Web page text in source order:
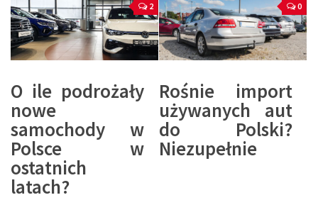
2
O ile podrożały
nowe
samochody w
Polsce w
ostatnich
latach?
0
Rośnie import
używanych aut
do Polski?
Niezupełnie